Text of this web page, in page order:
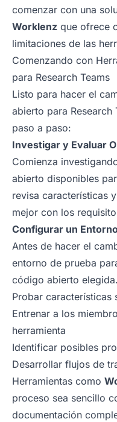
comenzar con una
Worklenz que ofrece
limitaciones de las
Comenzando con
para Research Teams
Listo para hacer el
abierto para Research
paso a paso:
Investigar y Evaluar
Comienza
abierto disponibles
revisa características
mejor con los
Configurar un
Antes de hacer el
entorno de prueba
código abierto
Probar
Entrenar a los
herramienta
Identificar posibles
Desarrollar flujos de
Herramientas como
proceso sea sencillo
documentación